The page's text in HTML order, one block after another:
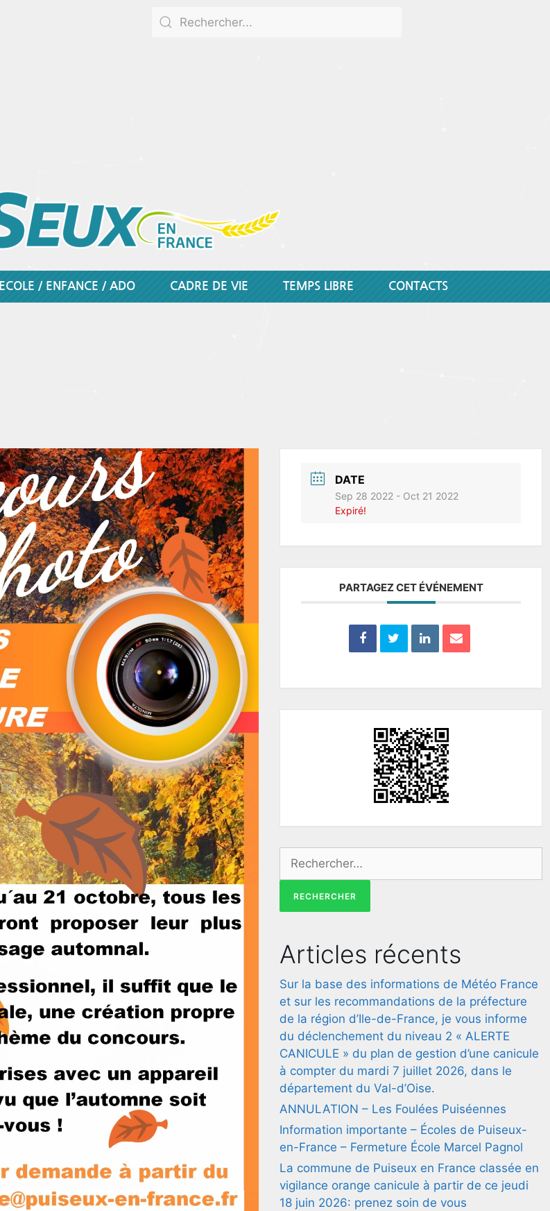
ECOLE / ENFANCE / ADO CADRE DE VIE TEMPS LIBRE CONTACTS
DATE
Sep 28 2022 - Oct 21 2022
Expiré!
PARTAGEZ CET ÉVÉNEMENT
Articles récents
Sur la base des informations de Météo France
et sur les recommandations de la préfecture
de la région d’Ile-de-France, je vous informe
du déclenchement du niveau 2 « ALERTE
CANICULE » du plan de gestion d’une canicule
à compter du mardi 7 juillet 2026, dans le
département du Val-d’Oise.
ANNULATION – Les Foulées Puiséennes
Information importante – Écoles de Puiseux-
en-France – Fermeture École Marcel Pagnol
La commune de Puiseux en France classée en
vigilance orange canicule à partir de ce jeudi
18 juin 2026: prenez soin de vous